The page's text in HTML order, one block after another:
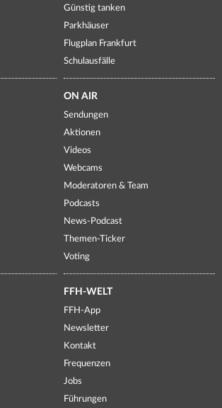
Günstig tanken
Parkhäuser
Flugplan Frankfurt
Schulausfälle
ON AIR
Sendungen
Aktionen
Videos
Webcams
Moderatoren & Team
Podcasts
News-Podcast
Themen-Ticker
Voting
FFH-WELT
FFH-App
Newsletter
Kontakt
Frequenzen
Jobs
Führungen